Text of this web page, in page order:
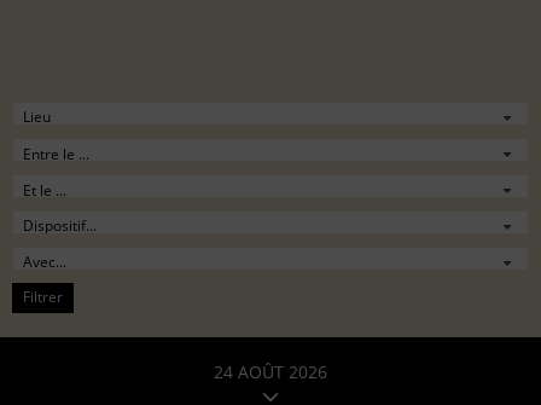
Filtrer
24 AOÛT 2026